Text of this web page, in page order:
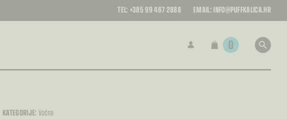
TEL: +385 99 467 2888 EMAIL: INFO@PUFFKALICA.HR
0
KATEGORIJE: Voćna